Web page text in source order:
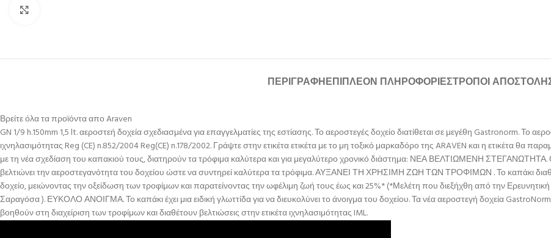
ΠΕΡΙΓΡΑΦΉΕΠΙΠΛΈΟΝ ΠΛΗΡΟΦΟΡΊΕΣΤΡΌΠΟΙ
Βρείτε όλα τα προϊόντα απο Araven
GN 1/9 h.150mm 1,5 lt. αεροστεή δοχεία σχεδιασμένα για επαγγελματίες της εστίασης. Το αεροστεγές δοχείο διατίθεται σε μεγέθη Gastronorm. Το
ιχνηλασιμότητας Reg (CE) n.852/2004 Reg(CE) n.178/2002. Γράψτε στην ετικέτα ετικέτα με το μη τοξικό μαρκαδόρο της ARAVEN και η ετικέτα θα
με τη νέα σχεδίαση του καπακιού τους, διατηρούν τα τρόφιμα καλύτερα και για μεγαλύτερο χρονικό διάστημα: ΝΕΑ ΒΕΛΤΙΩΜΕΝΗ
βελτιώνει την αεροστεγανότητα του δοχείου ώστε να συντηρεί καλύτερα τα τρόφιμα. ΑΥΞΑΝΕΙ ΤΗ ΧΡΗΣΙΜΗ ΖΩΗ ΤΩΝ ΤΡΟΦΙΜΩΝ . Το καπάκι
δοχείο, μειώνοντας την οξείδωση των τροφίμων και παρατείνοντας την ωφέλιμη ζωή τους έως και 25%* (*Μελέτη που διεξήχθη από την
Σαραγόσα ). ΕΥΚΟΛΟ ΑΝΟΙΓΜΑ. Το καπάκι έχει μια ειδική γλωττίδα για να διευκολύνει το άνοιγμα του δοχείου. Τα νέα αεροστεγή δοχεία
βοηθούν στη διαχείριση των τροφίμων και διαθέτουν βελτιώσεις στην ετικέτα ιχνηλασιμότητας IML.